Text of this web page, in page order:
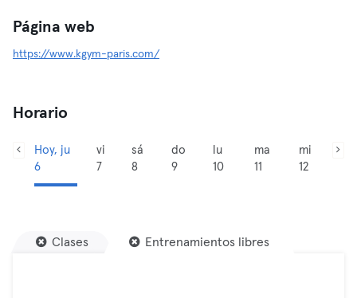
Página web
https://www.kgym-paris.com/
Horario
Hoy, ju
6
vi
7
sá
8
do
9
lu
10
ma
11
mi
12
Clases Entrenamientos libres